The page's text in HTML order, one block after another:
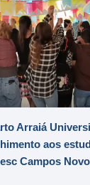
Arraiá
aos
Campos